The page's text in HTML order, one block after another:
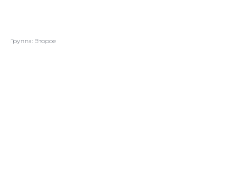
Группа: Второе